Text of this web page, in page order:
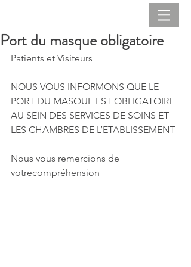
Port du masque obligatoire
Patients et Visiteurs
NOUS VOUS INFORMONS QUE LE
PORT DU MASQUE EST OBLIGATOIRE
AU SEIN DES SERVICES DE SOINS ET
LES CHAMBRES DE L’ETABLISSEMENT
Nous vous remercions de
votrecompréhension